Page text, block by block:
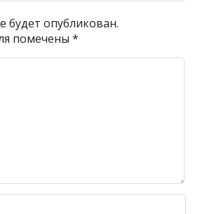
будет опубликован.
помечены*